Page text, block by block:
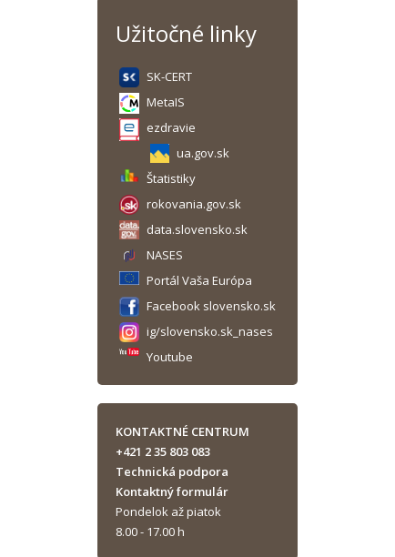
Užitočné linky
SK-CERT
MetaIS
ezdravie
ua.gov.sk
Štatistiky
rokovania.gov.sk
data.slovensko.sk
NASES
Portál Vaša Európa
Facebook slovensko.sk
ig/slovensko.sk_nases
Youtube
KONTAKTNÉ CENTRUM
+421 2 35 803 083
Technická podpora
Kontaktný formulár
Pondelok až piatok
8.00 - 17.00 h